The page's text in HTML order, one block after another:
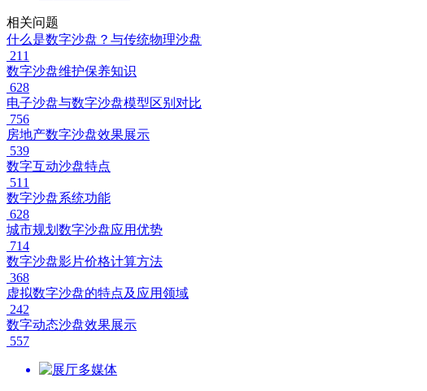
相关问题
什么是数字沙盘？与传统物理沙盘
211
数字沙盘维护保养知识
628
电子沙盘与数字沙盘模型区别对比
756
房地产数字沙盘效果展示
539
数字互动沙盘特点
511
数字沙盘系统功能
628
城市规划数字沙盘应用优势
714
数字沙盘影片价格计算方法
368
虚拟数字沙盘的特点及应用领域
242
数字动态沙盘效果展示
557